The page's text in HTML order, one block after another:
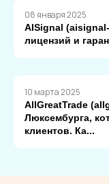
08 января 2025
AISignal
лицензий и
10 марта 2025
AllGreatTrade
Люксембурга,
клиентов. Ка...